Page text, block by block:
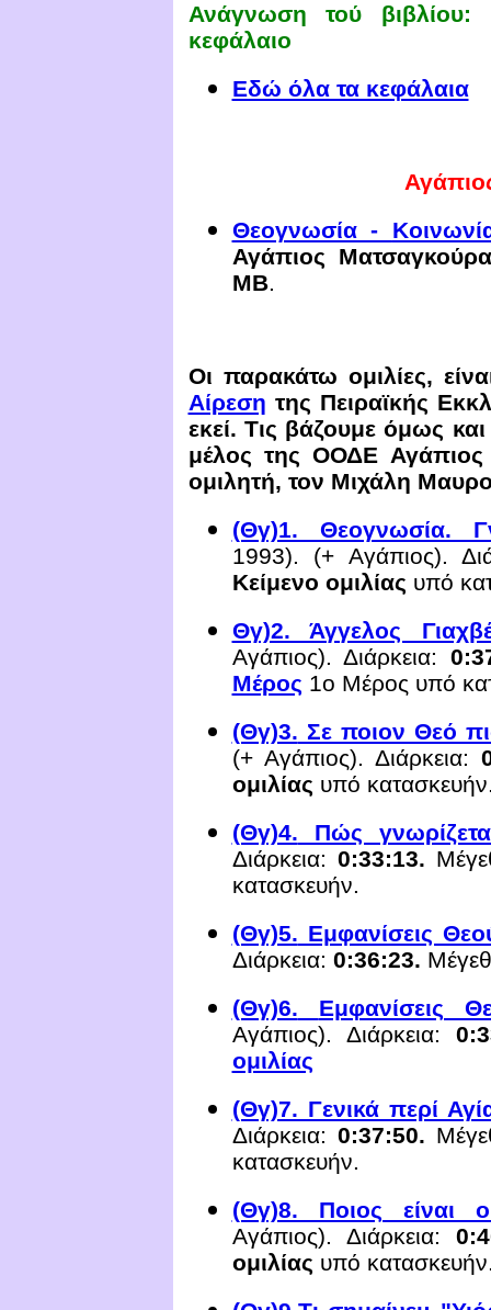
Ανάγνωση τού βιβλίου:
κεφάλαιο
Εδώ όλα τα κεφάλαια
Θεογνωσία -
Αγάπιος
ΜΒ.
Οι παρακάτω ομιλίες,
Αίρεση της Πειραϊκής
εκεί. Τις βάζουμε όμως
μέλος της ΟΟΔΕ Αγάπιος
ομιλητή, τον Μιχάλη
(Θγ)1. Θεογνωσία.
1993). (+Αγάπιος).
Κείμενο ομιλίας υπό
Θγ)2. Άγγελος
Αγάπιος).Διάρκεια: 0:
Μέρος 1ο Μέρος υπό
(Θγ)3. Σε ποιον Θεό
(+Αγάπιος). Διάρκεια:
ομιλίας υπό
(Θγ)4. Πώς
Διάρκεια: 0:33:13.
κατασκευήν.
(Θγ)5. Εμφανίσεις
Διάρκεια: 0:36:23.
(Θγ)6.
Εμφανίσεις
Αγάπιος). Διάρκεια:
ομιλίας
(Θγ)7. Γενικά περί
Διάρκεια: 0:37:50.
κατασκευήν.
(Θγ)8. Ποιος είναι
Αγάπιος). Διάρκεια:0:
ομιλίας υπό